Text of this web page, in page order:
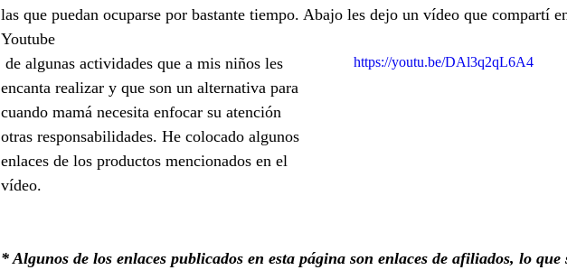
las que puedan ocuparse por bastante tiempo. Abajo les dejo un vídeo que compartí
Youtube
https://youtu.be/DAl3q2qL6A4
encanta realizar y que son un alternativa para
cuando mamá necesita enfocar su atención
otras responsabilidades. He colocado algunos
enlaces de los productos mencionados en el
vídeo.
* Algunos de los enlaces publicados en esta página son enlaces de afiliados, lo